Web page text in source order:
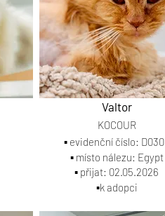
Valtor
▪️ evidenční číslo: D030
▪️ místo nálezu: Egypt
▪️ přijat: 02.05.2026
▪️k adopci
KOCOUR